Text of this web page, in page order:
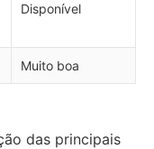
Disponível
Muito boa
das principais